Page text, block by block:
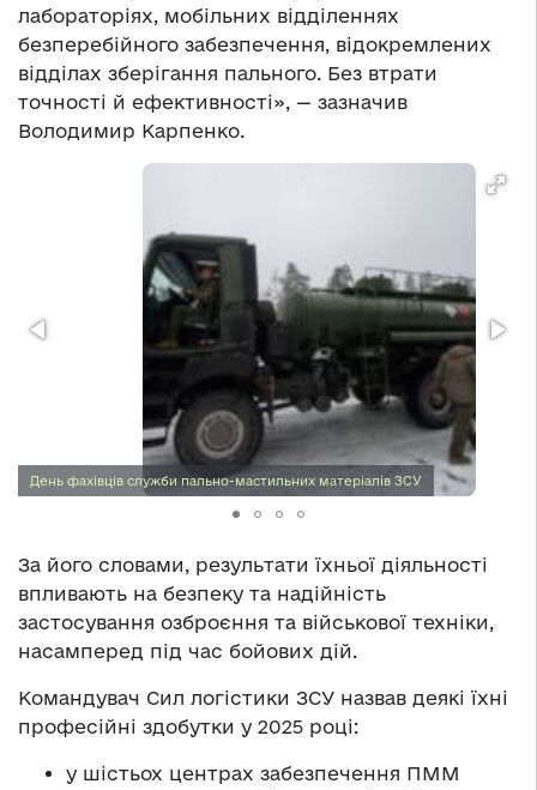
лабораторіях, мобільних відділеннях
безперебійного забезпечення, відокремлених
відділах зберігання пального. Без втрати
точності й ефективності», — зазначив
Володимир Карпенко.
День фахівців служби пально-мастильних матеріалів ЗСУ
За його словами, результати їхньої діяльності
впливають на безпеку та надійність
застосування озброєння та військової техніки,
насамперед під час бойових дій.
Командувач Сил логістики ЗСУ назвав деякі їхні
професійні здобутки у 2025 році:
у шістьох центрах забезпечення ПММ